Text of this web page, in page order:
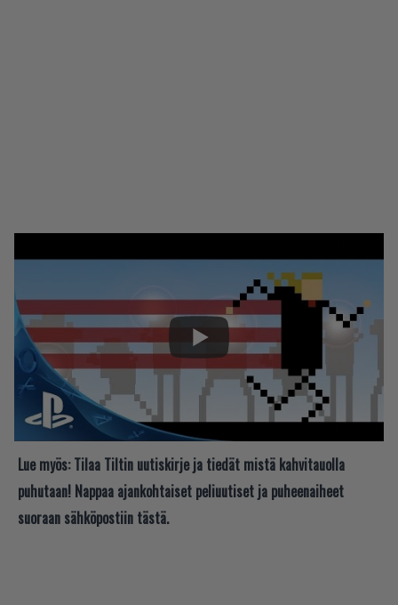
Lue myös: Tilaa Tiltin uutiskirje ja tiedät mistä kahvitauolla
puhutaan! Nappaa ajankohtaiset peliuutiset ja puheenaiheet
suoraan sähköpostiin tästä.